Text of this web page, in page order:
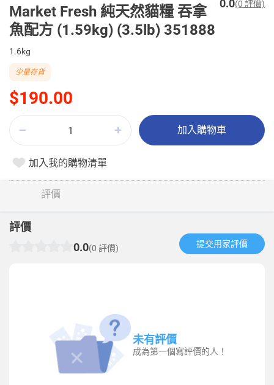
Market Fresh 純天然貓糧 吞拿
魚配方 (1.59kg) (3.5lb) 351888
0.0(0 評價)
1.6kg
$190.00
少量存貨
加入購物車
加入我的購物清單
評價
評價
0.0(0 評價) 提交用家評價​
未有評價
成為第一個寫評價的人！